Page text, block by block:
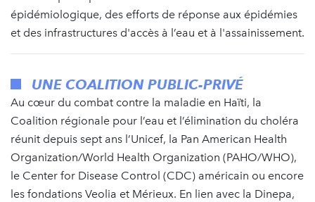
épidémiologique, des efforts de réponse aux épidémies
et des infrastructures d'accès à l’eau et à l'assainissement.
UNE COALITION PUBLIC-PRIVÉ
Au cœur du combat contre la maladie en Haïti, la
Coalition régionale pour l’eau et l’élimination du choléra
réunit depuis sept ans l’Unicef, la Pan American Health
Organization/World Health Organization (PAHO/WHO),
le Center for Disease Control (CDC) américain ou encore
les fondations Veolia et Mérieux. En lien avec la Dinepa,